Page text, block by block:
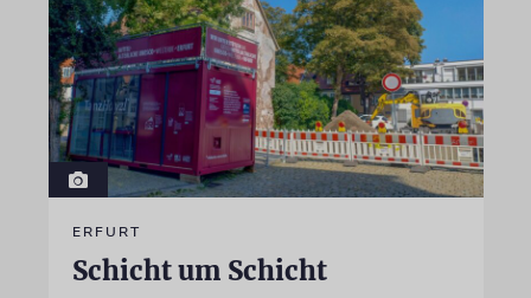
ERFURT
Schicht um Schicht